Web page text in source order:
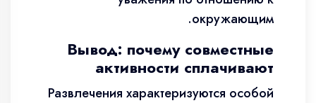
окружающим.
Вывод: почему совместные
активности сплачивают
Развлечения характеризуются особой